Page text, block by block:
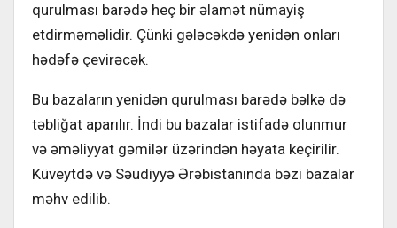
qurulması barədə heç bir əlamət nümayiş
etdirməməlidir. Çünki gələcəkdə yenidən onları
hədəfə çevirəcək.
Bu bazaların yenidən qurulması barədə bəlkə də
təbliğat aparılır. İndi bu bazalar istifadə olunmur
və əməliyyat gəmilər üzərindən həyata keçirilir.
Küveytdə və Səudiyyə Ərəbistanında bəzi bazalar
məhv edilib.